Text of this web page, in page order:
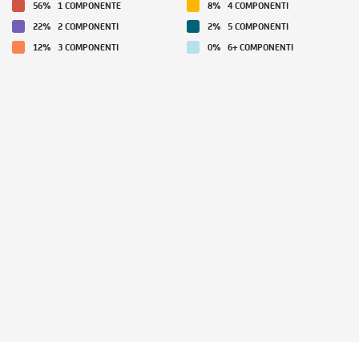
56%
1 COMPONENTE
22%
2 COMPONENTI
12%
3 COMPONENTI
8%
4 COMPONENTI
2%
5 COMPONENTI
0%
6+ COMPONENTI